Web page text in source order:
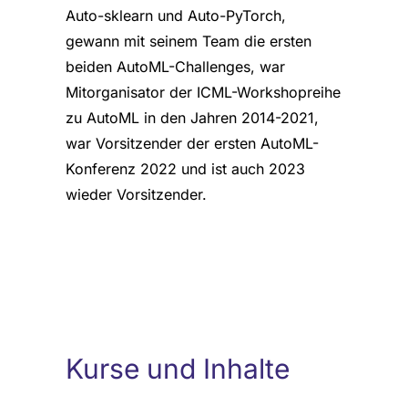
Auto-sklearn und Auto-PyTorch,
gewann mit seinem Team die ersten
beiden AutoML-Challenges, war
Mitorganisator der ICML-Workshopreihe
zu AutoML in den Jahren 2014-2021,
war Vorsitzender der ersten AutoML-
Konferenz 2022 und ist auch 2023
wieder Vorsitzender.
Kurse und Inhalte